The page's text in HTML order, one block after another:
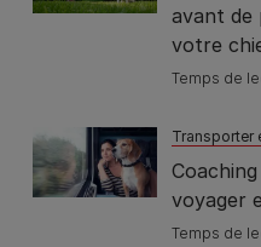
avant de
votre
Temps de
Transporter
voyager
Temps de